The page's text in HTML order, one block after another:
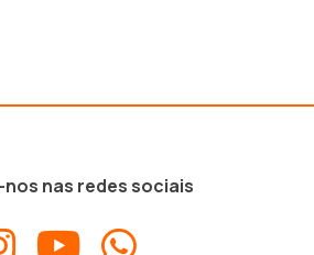
nas redes sociais